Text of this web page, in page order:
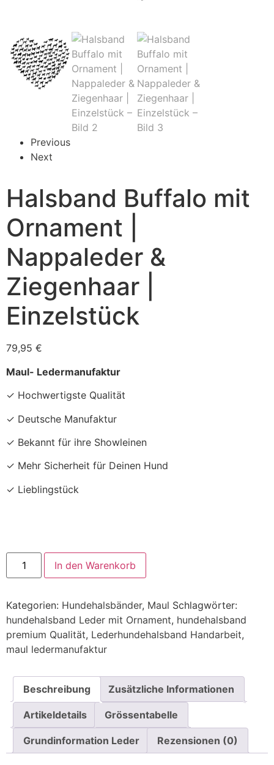
Previous
Next
Halsband Buffalo mit
Ornament |
Nappaleder &
Ziegenhaar |
Einzelstück
79,95 €
Maul- Ledermanufaktur
✓ Hochwertigste Qualität
✓ Deutsche Manufaktur
✓ Bekannt für ihre Showleinen
✓ Mehr Sicherheit für Deinen Hund
✓ Lieblingstück
In den Warenkorb
Kategorien: Hundehalsbänder, Maul Schlagwörter:
hundehalsband Leder mit Ornament, hundehalsband
premium Qualität, Lederhundehalsband Handarbeit,
maul ledermanufaktur
Beschreibung Zusätzliche Informationen
Artikeldetails Grössentabelle
Grundinformation Leder Rezensionen (0)